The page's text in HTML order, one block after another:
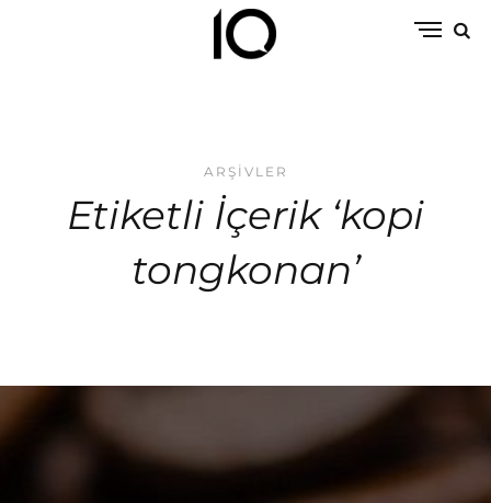
ARŞIVLER
Etiketli İçerik ‘kopi
tongkonan’